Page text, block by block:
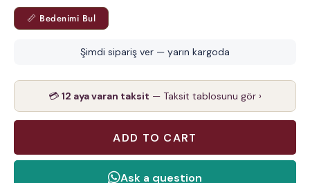
📏 Bedenimi Bul
Şimdi sipariş ver — yarın kargoda
💳 12 aya varan taksit — Taksit tablosunu gör ›